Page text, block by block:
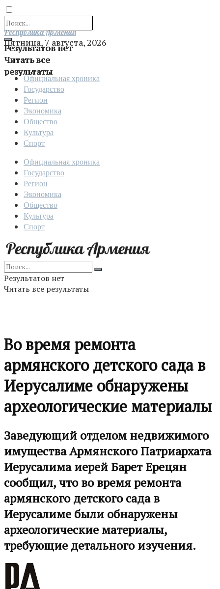
Результатов нет
Читать все
результаты
Отправить
Республика Армения
Пятница, 7 августа, 2026
Официальная хроника
Государство
Регион
Экономика
Общество
Культура
Спорт
Официальная хроника
Государство
Регион
Экономика
Общество
Культура
Спорт
Результатов нет
Читать все результаты
Во время ремонта
армянского детского сада в
Иерусалиме обнаружены
археологические материалы
Заведующий отделом недвижимого
имущества Армянского Патриархата
Иерусалима иерей Барет Ерецян
сообщил, что во время ремонта
армянского детского сада в
Иерусалиме были обнаружены
археологические материалы,
требующие детального изучения.